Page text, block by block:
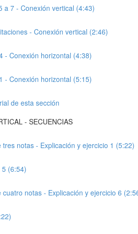
a 7 - Conexión vertical (4:43)
- Conexión vertical (2:46)
- Conexión horizontal (4:38)
- Conexión horizontal (5:15)
de esta sección
- SECUENCIAS
tres notas - Explicación y ejercicio 1 (5:22)
5 (6:54)
cuatro notas - Explicación y ejercicio 6